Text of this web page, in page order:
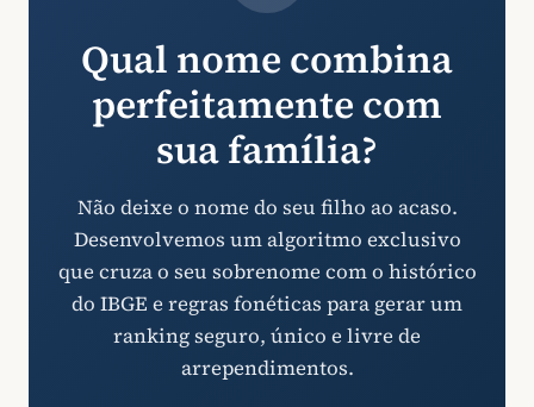
Qual nome combina
perfeitamente com
sua família?
Não deixe o nome do seu filho ao acaso.
Desenvolvemos um algoritmo exclusivo
que cruza o seu sobrenome com o histórico
do IBGE e regras fonéticas para gerar um
ranking seguro, único e livre de
arrependimentos.